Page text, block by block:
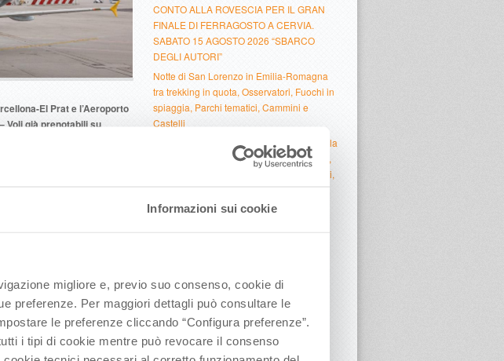
Informazioni sui cookie
migliore e, previo suo consenso, cookie di
preferenze. Per maggiori dettagli può consultare le
le preferenze cliccando “Configura preferenze”.
i tipi di cookie mentre può revocare il consenso
El Prat e l’Aeroporto
Voli già prenotabili su
Federico Fellini di
luglio attiverà un
domenica, sarà attivo fino al
di promozione
Roberta Frisoni-.
con il mondo della nostra
europea e porterà
a percorsi culturali e di
che vogliamo continuare a
CONTO ALLA ROVESCIA PER IL GRAN
FINALE DI FERRAGOSTO A CERVIA.
SABATO 15 AGOSTO 2026 “SBARCO
DEGLI AUTORI”
Notte di San Lorenzo in Emilia-Romagna
tra trekking in quota, Osservatori, Fuochi in
spiaggia, Parchi tematici, Cammini e
Castelli
Dal 4 al 6 agosto ospiti a “La Terrazza della
Dolce Vita” Friedman, Jebreal, Los Locos,
Cambi, Rosa Chemical, Scopelliti, Sallusti,
La Terrazza della Dolcevita a Rimini: il 3